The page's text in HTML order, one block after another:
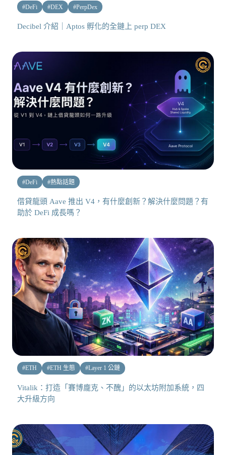
#DeFi #DEX #PerpDex
Decibel 介紹｜Aptos 孵化的全鏈上 perp DEX
#DeFi #熱點話題
借貸龍頭 Aave 推出 V4，有什麼創新？解決什麼問題？有
助於 DeFi 成長嗎？
#ETH #ETH 生態 #Layer 1 公鏈
Vitalik：打造「賽博龐克、不醜」的以太坊附加系統，四
大升級方向